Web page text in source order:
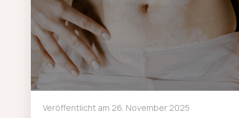
Veröffentlicht am 26. November 2025